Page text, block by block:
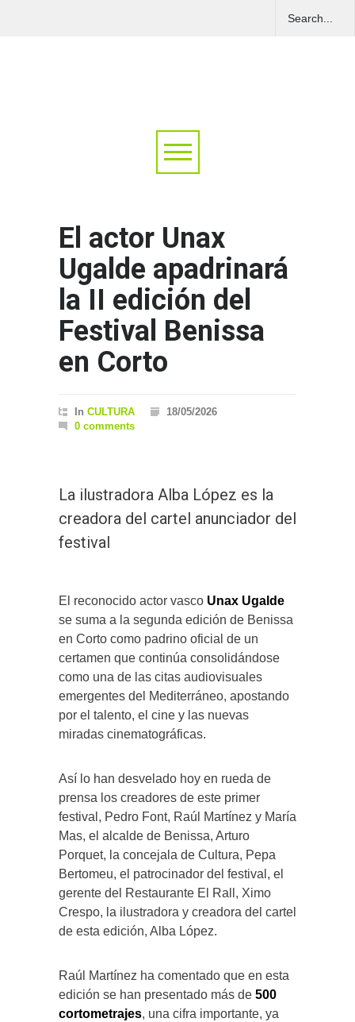
El actor Unax
Ugalde apadrinará
la II edición del
Festival Benissa
en Corto
In CULTURA
18/05/2026
0 comments
La ilustradora Alba López es la
creadora del cartel anunciador del
festival
El reconocido actor vasco Unax Ugalde
se suma a la segunda edición de Benissa
en Corto como padrino oficial de un
certamen que continúa consolidándose
como una de las citas audiovisuales
emergentes del Mediterráneo, apostando
por el talento, el cine y las nuevas
miradas cinematográficas.
Así lo han desvelado hoy en rueda de
prensa los creadores de este primer
festival, Pedro Font, Raúl Martínez y María
Mas, el alcalde de Benissa, Arturo
Porquet, la concejala de Cultura, Pepa
Bertomeu, el patrocinador del festival, el
gerente del Restaurante El Rall, Ximo
Crespo, la ilustradora y creadora del cartel
de esta edición, Alba López.
Raúl Martínez ha comentado que en esta
edición se han presentado más de 500
cortometrajes, una cifra importante, ya